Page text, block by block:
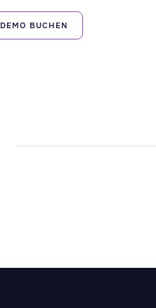
DEMO BUCHEN